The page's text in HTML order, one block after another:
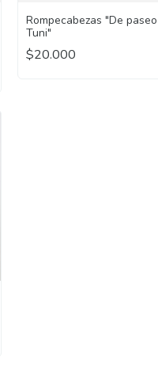
Rompecabezas "De
Tuni"
$20.000